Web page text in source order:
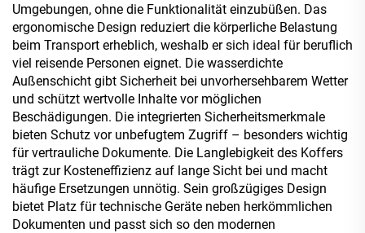
Umgebungen, ohne die Funktionalität einzubüßen. Das
ergonomische Design reduziert die körperliche Belastung
beim Transport erheblich, weshalb er sich ideal für beruflich
viel reisende Personen eignet. Die wasserdichte
Außenschicht gibt Sicherheit bei unvorhersehbarem Wetter
und schützt wertvolle Inhalte vor möglichen
Beschädigungen. Die integrierten Sicherheitsmerkmale
bieten Schutz vor unbefugtem Zugriff – besonders wichtig
für vertrauliche Dokumente. Die Langlebigkeit des Koffers
trägt zur Kosteneffizienz auf lange Sicht bei und macht
häufige Ersetzungen unnötig. Sein großzügiges Design
bietet Platz für technische Geräte neben herkömmlichen
Dokumenten und passt sich so den modernen